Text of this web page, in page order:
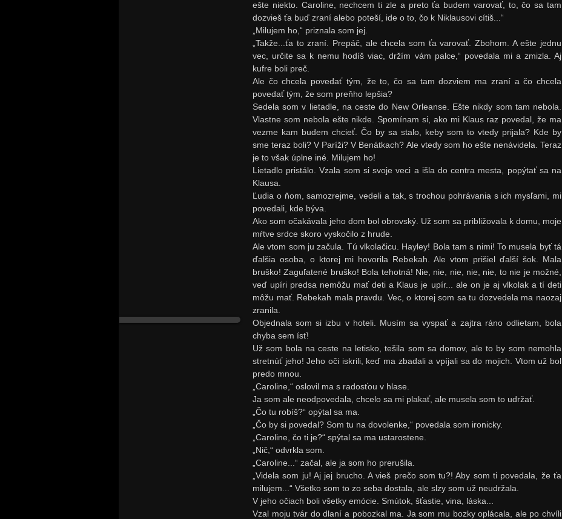
ešte niekto. Caroline, nechcem ti zle a preto ťa budem varovať, to, čo sa tam
dozvieš ťa buď zraní alebo poteší, ide o to, čo k Niklausovi cítiš...“
„Milujem ho,“ priznala som jej.
„Takže...ťa to zraní. Prepáč, ale chcela som ťa varovať. Zbohom. A ešte jednu
vec, určite sa k nemu hodíš viac, držím vám palce,“ povedala mi a zmizla. Aj
kufre boli preč.
Ale čo chcela povedať tým, že to, čo sa tam dozviem ma zraní a čo chcela
povedať tým, že som preňho lepšia?
Sedela som v lietadle, na ceste do New Orleanse. Ešte nikdy som tam nebola.
Vlastne som nebola ešte nikde. Spomínam si, ako mi Klaus raz povedal, že ma
vezme kam budem chcieť. Čo by sa stalo, keby som to vtedy prijala? Kde by
sme teraz boli? V Paríži? V Benátkach? Ale vtedy som ho ešte nenávidela. Teraz
je to však úplne iné. Milujem ho!
Lietadlo pristálo. Vzala som si svoje veci a išla do centra mesta, popýtať sa na
Klausa.
Ľudia o ňom, samozrejme, vedeli a tak, s trochou pohrávania s ich mysľami, mi
povedali, kde býva.
Ako som očakávala jeho dom bol obrovský. Už som sa približovala k domu, moje
mŕtve srdce skoro vyskočilo z hrude.
Ale vtom som ju začula. Tú vlkolačicu. Hayley! Bola tam s nimi! To musela byť tá
ďalšia osoba, o ktorej mi hovorila Rebekah. Ale vtom prišiel ďalší šok. Mala
bruško! Zaguľatené bruško! Bola tehotná! Nie, nie, nie, nie, nie, to nie je možné,
veď upíri predsa nemôžu mať deti a Klaus je upír... ale on je aj vlkolak a tí deti
môžu mať. Rebekah mala pravdu. Vec, o ktorej som sa tu dozvedela ma naozaj
zranila.
Objednala som si izbu v hoteli. Musím sa vyspať a zajtra ráno odlietam, bola
chyba sem ísť!
Už som bola na ceste na letisko, tešila som sa domov, ale to by som nemohla
stretnúť jeho! Jeho oči iskrili, keď ma zbadali a vpíjali sa do mojich. Vtom už bol
predo mnou.
„Caroline,“ oslovil ma s radosťou v hlase.
Ja som ale neodpovedala, chcelo sa mi plakať, ale musela som to udržať.
„Čo tu robíš?“ opýtal sa ma.
„Čo by si povedal? Som tu na dovolenke,“ povedala som ironicky.
„Caroline, čo ti je?“ spýtal sa ma ustarostene.
„Nič,“ odvrkla som.
„Caroline...“ začal, ale ja som ho prerušila.
„Videla som ju! Aj jej brucho. A vieš prečo som tu?! Aby som ti povedala, že ťa
milujem...“ Všetko som to zo seba dostala, ale slzy som už neudržala.
V jeho očiach boli všetky emócie. Smútok, šťastie, vina, láska...
Vzal moju tvár do dlaní a pobozkal ma. Ja som mu bozky oplácala, ale po chvíli